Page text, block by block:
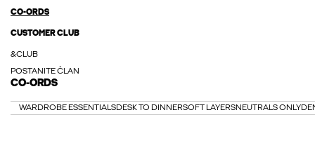
CO-ORDS
CUSTOMER CLUB
&CLUB
POSTANITE ČLAN
CO-ORDS
WARDROBE ESSENTIALSDESK TO DINNERSOFT LAYERSNEUTRALS ONLY